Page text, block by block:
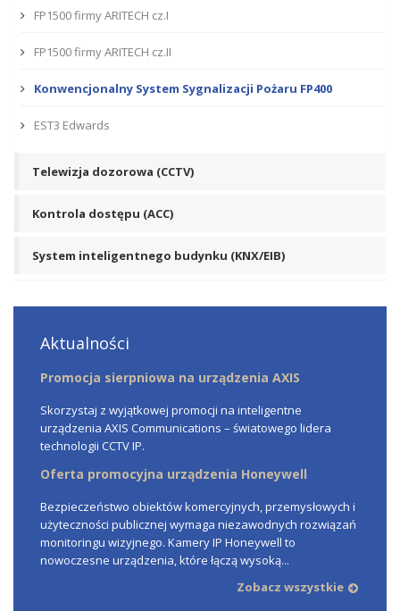
FP1500 firmy ARITECH cz.I
FP1500 firmy ARITECH cz.II
Konwencjonalny System Sygnalizacji Pożaru FP400
EST3 Edwards
Telewizja dozorowa (CCTV)
Kontrola dostępu (ACC)
System inteligentnego budynku (KNX/EIB)
Aktualności
Promocja sierpniowa na urządzenia AXIS
Skorzystaj z wyjątkowej promocji na inteligentne
urządzenia AXIS Communications – światowego lidera
technologii CCTV IP.
Oferta promocyjna urządzenia Honeywell
Bezpieczeństwo obiektów komercyjnych, przemysłowych i
użyteczności publicznej wymaga niezawodnych rozwiązań
monitoringu wizyjnego. Kamery IP Honeywell to
nowoczesne urządzenia, które łączą wysoką...
Zobacz wszystkie